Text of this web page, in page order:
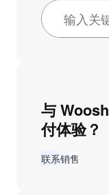
与
付体验？
联系销售